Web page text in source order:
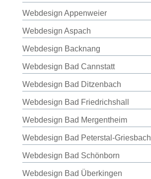
Webdesign Appenweier
Webdesign Aspach
Webdesign Backnang
Webdesign Bad Cannstatt
Webdesign Bad Ditzenbach
Webdesign Bad Friedrichshall
Webdesign Bad Mergentheim
Webdesign Bad Peterstal-Griesbach
Webdesign Bad Schönborn
Webdesign Bad Überkingen